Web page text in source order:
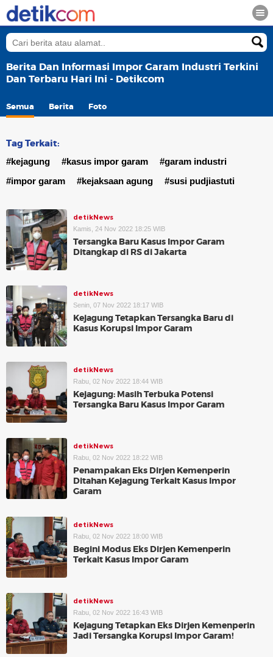
Berita Dan Informasi Impor Garam Industri Terkini
Dan Terbaru Hari Ini - Detikcom
Semua Berita Foto
Tag Terkait:
#kejagung #kasus impor garam
#garam industri
#impor garam
#kejaksaan agung #susi pudjiastuti
detikNews
Kamis, 24 Nov 2022 18:25 WIB
Tersangka Baru Kasus Impor Garam
Ditangkap di RS di Jakarta
detikNews
Senin, 07 Nov 2022 18:17 WIB
Kejagung Tetapkan Tersangka Baru di
Kasus Korupsi Impor Garam
detikNews
Rabu, 02 Nov 2022 18:44 WIB
Kejagung: Masih Terbuka Potensi
Tersangka Baru Kasus Impor Garam
detikNews
Rabu, 02 Nov 2022 18:22 WIB
Penampakan Eks Dirjen Kemenperin
Ditahan Kejagung Terkait Kasus Impor
Garam
detikNews
Rabu, 02 Nov 2022 18:00 WIB
Begini Modus Eks Dirjen Kemenperin
Terkait Kasus Impor Garam
detikNews
Rabu, 02 Nov 2022 16:43 WIB
Kejagung Tetapkan Eks Dirjen Kemenperin
Jadi Tersangka Korupsi Impor Garam!